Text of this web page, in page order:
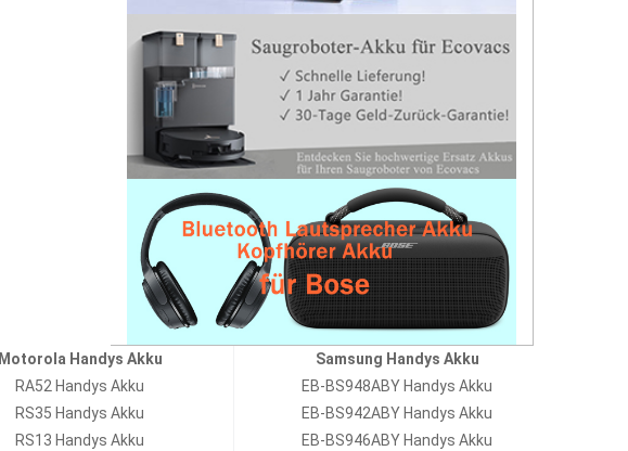
Motorola Handys Akku
RA52 Handys Akku
RS35 Handys Akku
RS13 Handys Akku
Samsung Handys Akku
EB-BS948ABY Handys Akku
EB-BS942ABY Handys Akku
EB-BS946ABY Handys Akku